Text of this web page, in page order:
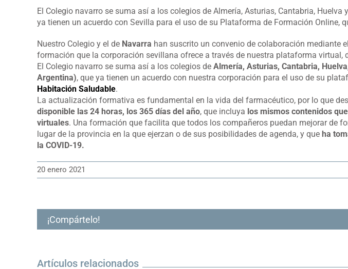
El Colegio navarro se suma así a los colegios de Almería, Asturias, Cantabria,
ya tienen un acuerdo con Sevilla para el uso de su Plataforma de Formación
Nuestro Colegio y el de Navarra han suscrito un convenio de colaboración mediante
formación que la corporación sevillana ofrece a través de nuestra plataforma virtual,
El Colegio navarro se suma así a los colegios de Almería, Asturias, Cantabria,
Argentina), que ya tienen un acuerdo con nuestra corporación para el uso de su
Habitación Saludable.
La actualización formativa es fundamental en la vida del farmacéutico, por lo que
disponible las 24 horas, los 365 días del año, que incluya los mismos contenidos
virtuales. Una formación que facilita que todos los compañeros puedan mejorar de
lugar de la provincia en la que ejerzan o de sus posibilidades de agenda, y que ha
la COVID-19.
20 enero 2021
¡Compártelo!
Artículos relacionados